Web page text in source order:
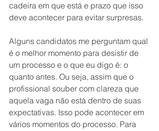
cadeira em que está e prazo que isso
deve acontecer para evitar surpresas.
Alguns candidatos me perguntam qual
é o melhor momento para desistir de
um processo e o que eu digo é: o
quanto antes. Ou seja, assim que o
profissional souber com clareza que
aquela vaga não está dentro de suas
expectativas. Isso pode acontecer em
vários momentos do processo. Para